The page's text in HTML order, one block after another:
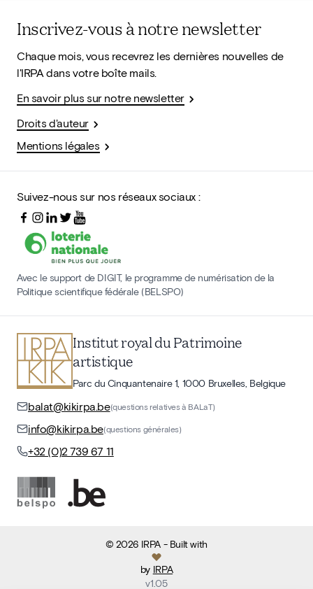
Inscrivez-vous à notre newsletter
Chaque mois, vous recevrez les dernières nouvelles de
l'IRPA dans votre boîte mails.
En savoir plus sur notre newsletter
Droits d'auteur
Mentions légales
Suivez-nous sur nos réseaux sociaux :
Avec le support de DIGIT, le programme de numérisation de la
Politique scientifique fédérale (BELSPO)
Institut royal du Patrimoine
artistique
Parc du Cinquantenaire 1, 1000 Bruxelles, Belgique
balat@kikirpa.be(questions relatives à BALaT)
info@kikirpa.be(questions générales)
+32 (0)2 739 67 11
©2026 IRPA- Built with
by IRPA
v1.05